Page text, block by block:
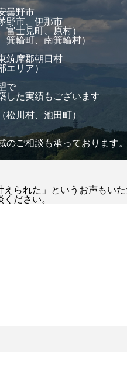
曇野市
野市、伊那市
富士見町、原村）
箕輪町、南箕輪村）
筑摩郡朝日村
エリア）
で
した実績もございます
松川村、池田町）
ご相談も承っております。
えられた」というお声もい
ださい。